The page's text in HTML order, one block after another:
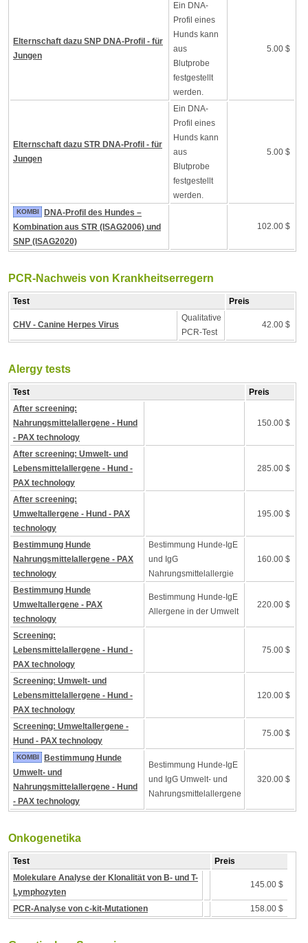
Elternschaft dazu SNP DNA-Profil - für
Jungen
Ein DNA-
Profil eines
Hunds kann
aus
Blutprobe
festgestellt
werden.
5.00 $
Elternschaft dazu STR DNA-Profil - für
Jungen
Ein DNA-
Profil eines
Hunds kann
aus
Blutprobe
festgestellt
werden.
5.00 $
KOMBI
DNA-Profil des Hundes –
Kombination aus STR (ISAG2006) und
SNP (ISAG2020)
102.00 $
PCR-Nachweis von Krankheitserregern
Test Preis
CHV - Canine Herpes Virus
Qualitative
PCR-Test
42.00 $
Alergy tests
Test
Preis
After screening:
Nahrungsmittelallergene - Hund
- PAX technology
150.00 $
After screening: Umwelt- und
Lebensmittelallergene - Hund -
PAX technology
285.00 $
After screening:
Umweltallergene - Hund - PAX
technology
195.00 $
Bestimmung Hunde
Nahrungsmittelallergene - PAX
technology
Bestimmung Hunde-IgE
und IgG
Nahrungsmittelallergie
160.00 $
Bestimmung Hunde
Umweltallergene - PAX
technology
Bestimmung Hunde-IgE
Allergene in der Umwelt
220.00 $
Screening:
Lebensmittelallergene - Hund -
PAX technology
75.00 $
Screening: Umwelt- und
Lebensmittelallergene - Hund -
PAX technology
120.00 $
Screening: Umweltallergene -
Hund - PAX technology
75.00 $
KOMBI
Bestimmung Hunde
Umwelt- und
Nahrungsmittelallergene - Hund
- PAX technology
Bestimmung Hunde-IgE
und IgG Umwelt- und
Nahrungsmittelallergene
320.00 $
Onkogenetika
Test
Preis
Molekulare Analyse der Klonalität von B- und T-
Lymphozyten
145.00 $
PCR-Analyse von c-kit-Mutationen 158.00 $